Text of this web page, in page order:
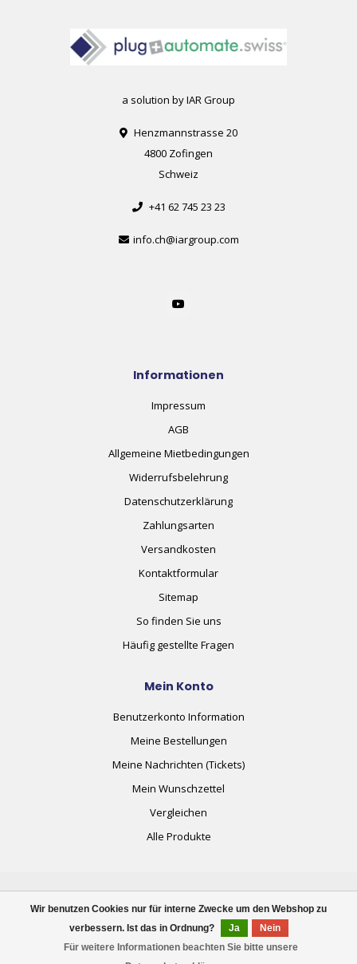
Wir benutzen Cookies nur für interne Zwecke um den Webshop zu
verbessern. Ist das in Ordnung?
Ja
Nein
Für weitere Informationen beachten Sie bitte unsere
a solution by IAR Group
Henzmannstrasse 20
4800 Zofingen
Schweiz
+41 62 745 23 23
info.ch@iargroup.com
Informationen
Impressum
AGB
Allgemeine Mietbedingungen
Widerrufsbelehrung
Datenschutzerklärung
Zahlungsarten
Versandkosten
Kontaktformular
Sitemap
So finden Sie uns
Häufig gestellte Fragen
Mein Konto
Benutzerkonto Information
Meine Bestellungen
Meine Nachrichten (Tickets)
Mein Wunschzettel
Vergleichen
Alle Produkte
© Copyright 2026 plug+automate.swiss